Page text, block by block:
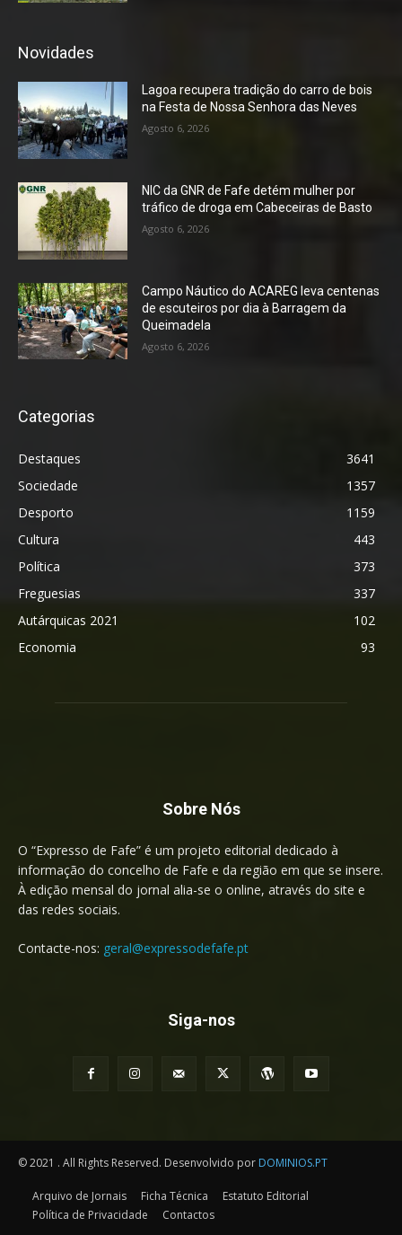
Novidades
Lagoa recupera tradição do carro de bois
na Festa de Nossa Senhora das Neves
Agosto 6, 2026
NIC da GNR de Fafe detém mulher por
tráfico de droga em Cabeceiras de Basto
Agosto 6, 2026
Campo Náutico do ACAREG leva centenas
de escuteiros por dia à Barragem da
Queimadela
Agosto 6, 2026
Categorias
Destaques
3641
Sociedade
1357
Desporto
1159
Cultura
443
Política
373
Freguesias
337
Autárquicas 2021
102
Economia
93
Sobre Nós
O “Expresso de Fafe” é um projeto editorial dedicado à
informação do concelho de Fafe e da região em que se insere.
À edição mensal do jornal alia-se o online, através do site e
das redes sociais.
Contacte-nos: geral@expressodefafe.pt
Siga-nos
© 2021 . All Rights Reserved. Desenvolvido por DOMINIOS.PT
Arquivo de Jornais Ficha Técnica
Estatuto Editorial
Política de Privacidade
Contactos